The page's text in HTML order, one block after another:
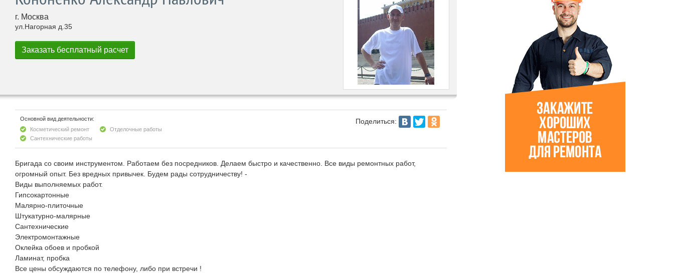
г. Москва
ул.Нагорная д.35
Основной вид деятельности:
Косметический ремонт
Отделочные работы
Сантехнические работы
Поделиться:
Бригада со своим инструментом. Работаем без посредников. Делаем быстро и качественно. Все виды ремонтных работ,
огромный опыт. Без вредных привычек. Будем рады сотрудничеству! -
Виды выполняемых работ.
Гипсокартонные
Малярно-плиточные
Штукатурно-малярные
Сантехнические
Электромонтажные
Оклейка обоев и пробкой
Ламинат, пробка
Все цены обсуждаются по телефону, либо при встречи !